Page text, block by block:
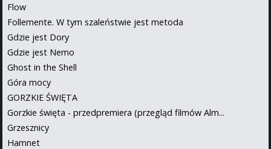
Flow
Follemente. W tym szaleństwie jest metoda
Gdzie jest Dory
Gdzie jest Nemo
Ghost in the Shell
Góra mocy
GORZKIE ŚWIĘTA
Gorzkie święta - przedpremiera (przegląd filmów Alm...
Grzesznicy
Hamnet